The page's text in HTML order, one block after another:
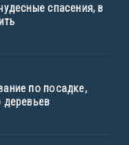
спасения, в
по посадке,
деревьев